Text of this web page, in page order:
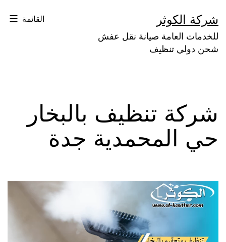
إلى
المحتوى
شركة الكوثر
للخدمات العامة صيانة نقل عفش
شحن دولي تنظيف
القائمة
شركة تنظيف بالبخار
حي المحمدية جدة